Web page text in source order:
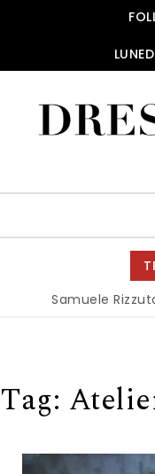
Samuele Rizzuto:
Tag: